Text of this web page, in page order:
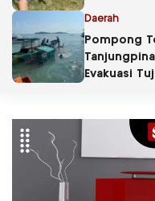
Daerah
Pompong
Evakuasi